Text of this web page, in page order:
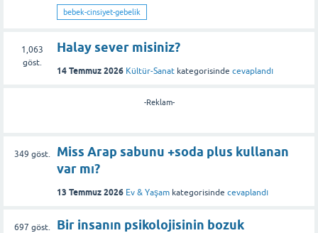
bebek-cinsiyet-gebelik
1,063
göst.
Halay sever misiniz?
14 Temmuz 2026 Kültür-Sanat kategorisinde cevaplandı
-Reklam-
349 göst.
Miss Arap sabunu +soda plus kullanan
var mı?
13 Temmuz 2026 Ev & Yaşam kategorisinde cevaplandı
697 göst.
Bir insanın psikolojisinin bozuk